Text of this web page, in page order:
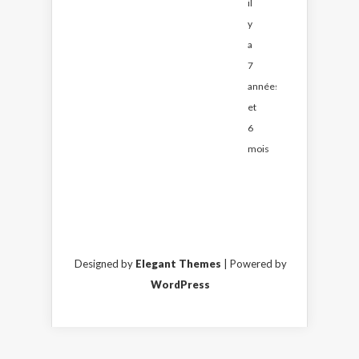
il
y
a
7
années
et
6
mois
Designed by Elegant Themes | Powered by
WordPress